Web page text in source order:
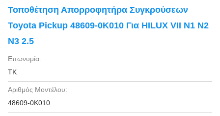
Τοποθέτηση Απορροφητήρα Συγκρούσεων
Toyota Pickup 48609-0K010 Για HILUX VII N1 N2
N3 2.5
Επωνυμία:
TK
Αριθμός Μοντέλου:
48609-0K010